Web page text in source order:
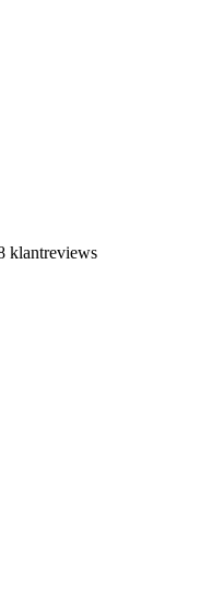
klantreviews